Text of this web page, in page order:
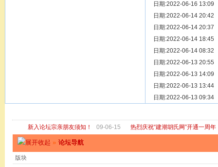
[ 宗亲新闻 ] 同为宗亲，
日期:2022-06-16 13:09
[ 族谱知识 ] 漫话辈份
日期:2022-06-14 20:42
[ 族谱知识 ] 修族谱的用
日期:2022-06-14 20:37
[ 族谱知识 ] 一元等于多
日期:2022-06-14 18:45
[ 散文随笔 ] 写给远在天
日期:2022-06-14 08:32
[ 宗亲新闻 ] 关于“金鸡落
日期:2022-06-13 20:55
[ 庙堂宗祠 ] 洽礼祖祠
日期:2022-06-13 14:09
[ 庙堂宗祠 ] 京华胡氏二
日期:2022-06-13 13:44
[ 庙堂宗祠 ] 祖祠、家庙
日期:2022-06-13 09:34
新入论坛宗亲朋友须知！ 09-06-15 热烈庆祝“建潮胡氏网”开通一周年
» 论坛导航
版块